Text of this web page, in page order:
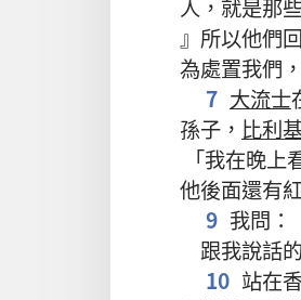
人，就是那
』所以他們
為處置我們
7 大流士
孫子， 比利
「我在晚
他後面還有
9 我問：
跟我說話
10 站在